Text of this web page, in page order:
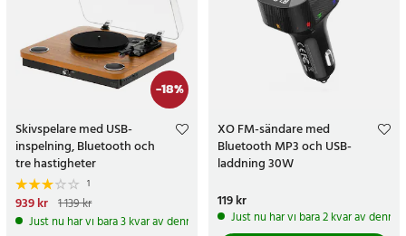
-18%
Skivspelare med USB-
inspelning, Bluetooth och
tre hastigheter
1
Nuvarande pris
pris:1 139 kr
939 kr 1 139 kr
Just nu har vi bara 3 kvar av denna produkt
XO FM-sändare med
Bluetooth MP3 och USB-
laddning 30W
Pris:119 kr
119 kr
Just nu har vi bara 2 kvar av denna